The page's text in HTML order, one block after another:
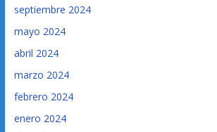
septiembre 2024
mayo 2024
abril 2024
marzo 2024
febrero 2024
enero 2024